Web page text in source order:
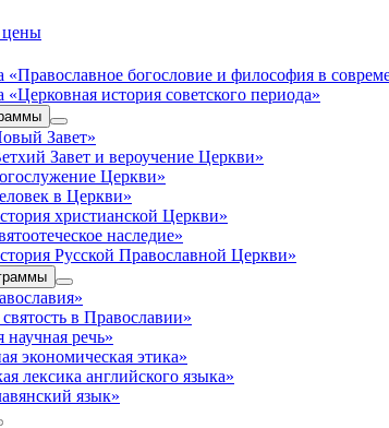
«Православное богословие и философия в
«Церковная история советского периода»
Завет»
Завет и вероучение Церкви»
Церкви»
в Церкви»
христианской Церкви»
наследие»
Русской Православной Церкви»
в Православии»
речь»
экономическая этика»
лексика английского языка»
язык»